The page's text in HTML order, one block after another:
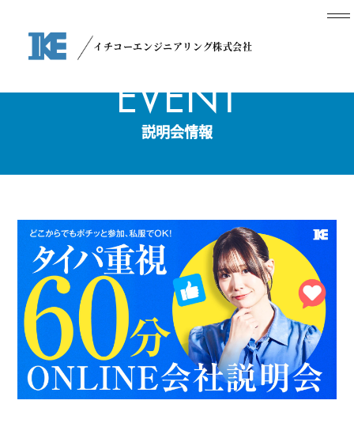
イチコーエンジニアリング株式会社
説明会情報
EVENT